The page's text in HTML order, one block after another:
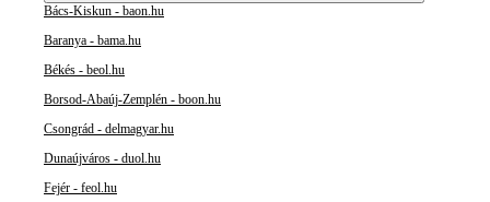
Bács-Kiskun - baon.hu
Baranya - bama.hu
Békés - beol.hu
Borsod-Abaúj-Zemplén - boon.hu
Csongrád - delmagyar.hu
Dunaújváros - duol.hu
Fejér - feol.hu